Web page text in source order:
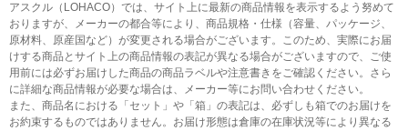
アスクル（LOHACO）では、サイト上に最新の商品情報を表示するよう努めて
おりますが、メーカーの都合等により、商品規格・仕様（容量、パッケージ、
原材料、原産国など）が変更される場合がございます。このため、実際にお届
けする商品とサイト上の商品情報の表記が異なる場合がございますので、ご使
用前には必ずお届けした商品の商品ラベルや注意書きをご確認ください。さら
に詳細な商品情報が必要な場合は、メーカー等にお問い合わせください。
また、商品名における「セット」や「箱」の表記は、必ずしも箱でのお届けを
お約束するものではありません。お届け形態は倉庫の在庫状況等により異なる